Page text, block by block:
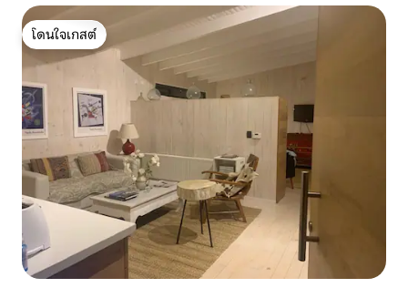
โดนใจเกสต์
โดนใจเกสต์